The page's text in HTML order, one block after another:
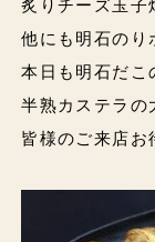
炙りチーズ玉子
他にも明石の
本日も明石だこ
半熟カステラの
皆様のご来店お